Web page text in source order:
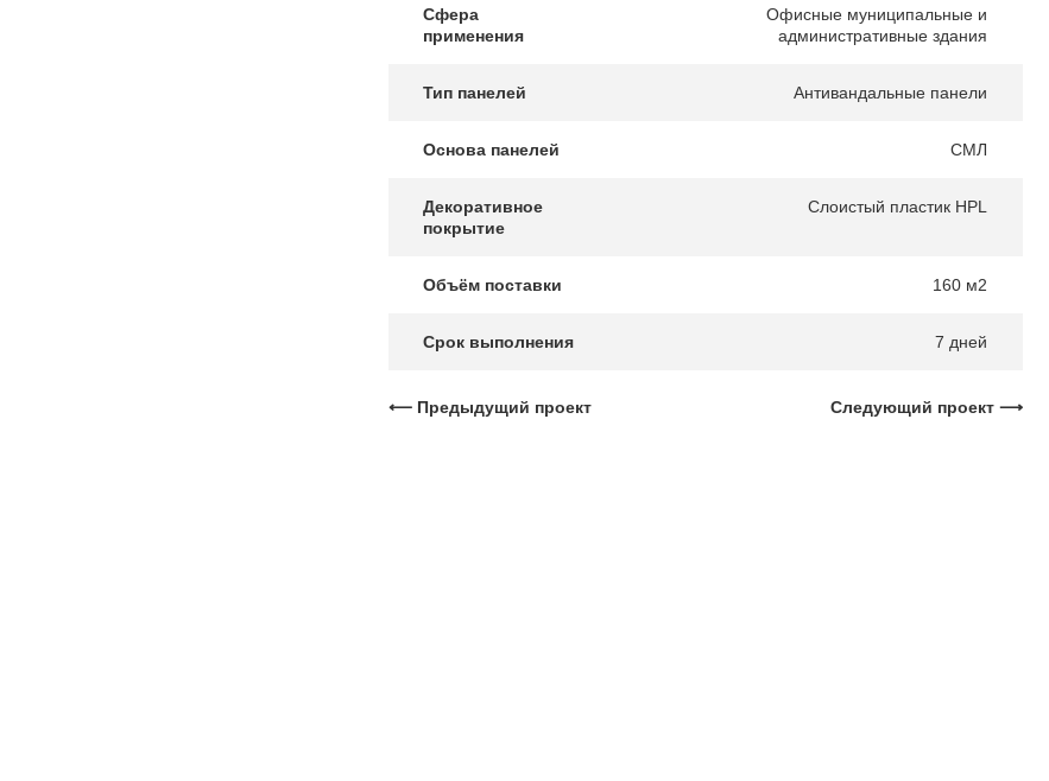
Сфера
применения
Офисные муниципальные и
административные здания
Тип панелей Антивандальные панели
Основа панелей СМЛ
Декоративное
покрытие
Слоистый пластик HPL
Объём поставки 160 м2
Срок выполнения 7 дней
⟵ Предыдущий проект Следующий проект ⟶